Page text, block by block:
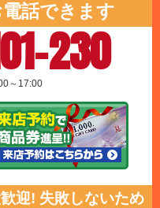
話できます
230
～17:00
迎! 失敗しないため